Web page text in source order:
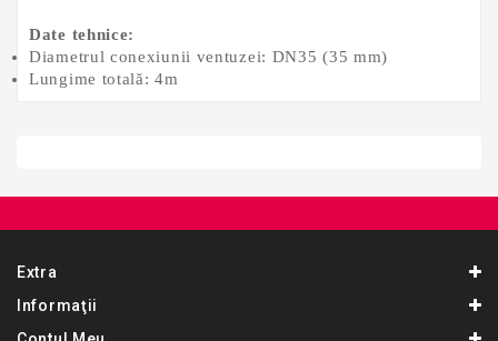
Date tehnice:
Diametrul conexiunii ventuzei: DN35 (35 mm)
Lungime totală: 4m
Extra
Informaţii